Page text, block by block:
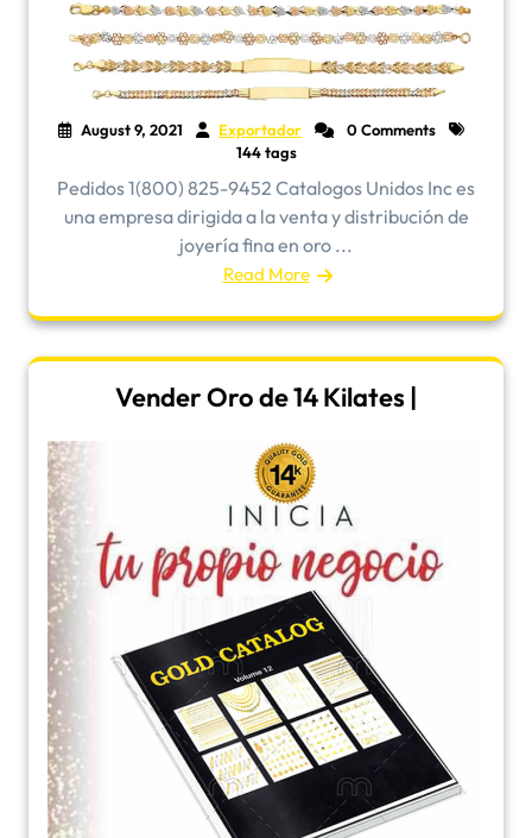
August 9, 2021 Exportador
0 Comments
144 tags
Pedidos 1(800) 825-9452 Catalogos Unidos Inc es
una empresa dirigida a la venta y distribución de
joyería fina en oro ...
Read More
Vender Oro de 14 Kilates |